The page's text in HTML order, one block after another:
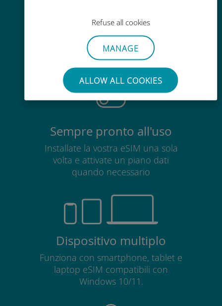
Refuse all cookies
MANAGE
ALLOW ALL COOKIES
Senza sforzo
Non è necessario rimuovere la
scheda SIM esistente
Sempre pronto all'uso
Installate la vostra eSIM una sola
volta e attivate un piano dati
quando necessario
Dispositivo multiplo
Funziona con smartphone, tablet e
laptop eSIM compatibili con
Windows 10/11.